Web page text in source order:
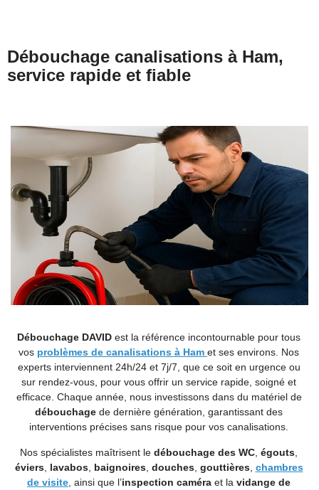
Débouchage canalisations à Ham,
service rapide et fiable
Débouchage DAVID est la référence incontournable pour tous
vos problèmes de canalisations à Ham et ses environs. Nos
experts interviennent 24h/24 et 7j/7, que ce soit en urgence ou
sur rendez-vous, pour vous offrir un service rapide, soigné et
efficace. Chaque année, nous investissons dans du matériel de
débouchage de dernière génération, garantissant des
interventions précises sans risque pour vos canalisations.
Nos spécialistes maîtrisent le débouchage des WC, égouts,
éviers, lavabos, baignoires, douches, gouttières, chambres
de visite, ainsi que l’inspection caméra et la vidange de